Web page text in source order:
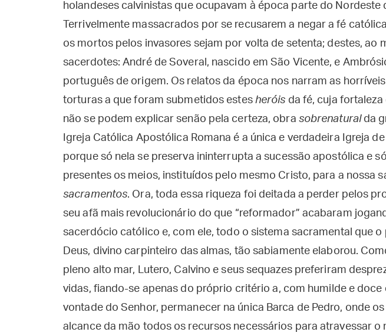
holandeses calvinistas que ocupavam à época parte do Nordeste
Terrivelmente massacrados por se recusarem a negar a fé
os mortos pelos invasores sejam por volta de setenta; destes, ao
sacerdotes: André de Soveral, nascido em São Vicente, e
português de origem. Os relatos da época nos narram as
torturas a que foram submetidos estes heróis da fé, cuja
não se podem explicar senão pela certeza, obra sobrenaturalda
Igreja Católica Apostólica Romana é a única e verdadeira Igreja
porque só nela se preserva ininterrupta a sucessão apostólica e
presentes os meios, instituídos pelo mesmo Cristo, para a nossa
sacramentos. Ora, toda essa riqueza foi deitada a perder pelos
seu afã mais revolucionário do que “reformador” acabaram
sacerdócio católico e, com ele, todo o sistema sacramental que o
Deus, divino carpinteiro das almas, tão sabiamente elaborou.
pleno alto mar, Lutero, Calvino e seus sequazes preferiram
vidas, fiando-se apenas do próprio critério a, com humilde e doce
vontade do Senhor, permanecer na única Barca de Pedro, onde
alcance da mão todos os recursos necessários para atravessar o